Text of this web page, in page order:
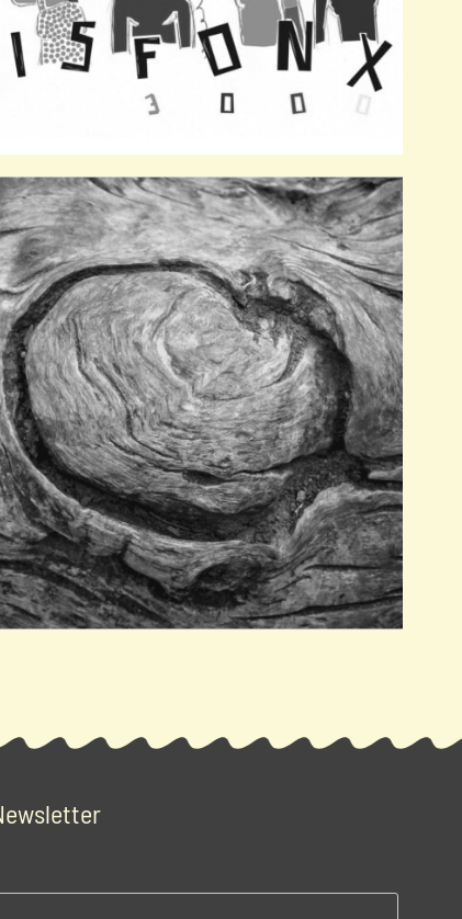
Disfonx 3000
Pièce théâtrale avec les Femmes Sauvages
De bois
Arts visuels - performance - écriture - poésie